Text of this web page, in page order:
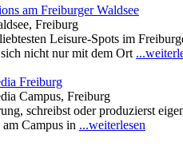
am Freiburger Waldsee
Freiburg
Leisure-Spots im
nicht nur mit dem Ort
Freiburg
Campus, Freiburg
schreibst oder produzierst
Campus in ...weiterlesen